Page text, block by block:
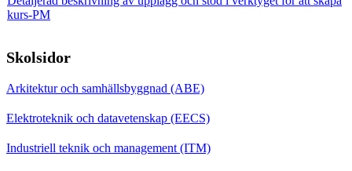
kurs-PM
Skolsidor
Arkitektur och samhällsbyggnad (ABE)
Elektroteknik och datavetenskap (EECS)
Industriell teknik och management (ITM)